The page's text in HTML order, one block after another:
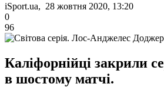
iSport.ua, 28 жовтня 2020, 13:20
0
96
Каліфорнійці закрили
в шостому матчі.